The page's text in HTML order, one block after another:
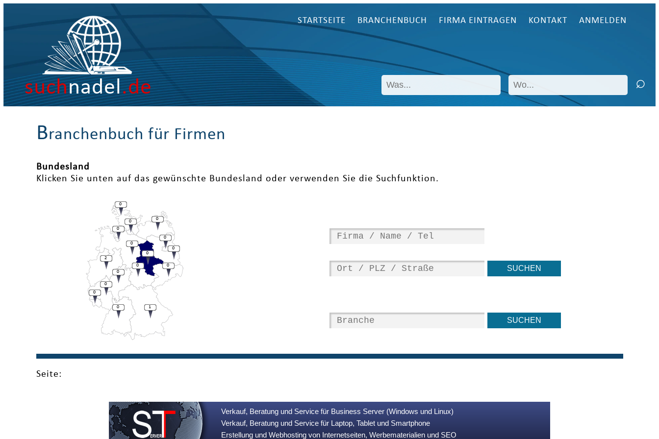
suchnadel.de
STARTSEITE BRANCHENBUCH FIRMA EINTRAGEN KONTAKT ANMELDEN
Branchenbuch für Firmen
Bundesland
Klicken Sie unten auf das gewünschte Bundesland oder verwenden Sie die Suchfunktion.
0
0
2
0
0
0
0
0
0
0
0
0
0
0
0
1
Seite:
Verkauf, Beratung und Service für Business Server (Windows und Linux)
Verkauf, Beratung und Service für Laptop, Tablet und Smartphone
Erstellung und Webhosting von Internetseiten, Werbematerialien und SEO